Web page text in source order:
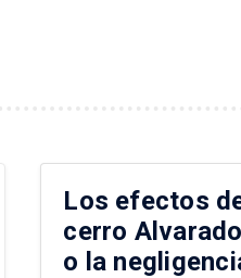
Los efectos
cerro
o la